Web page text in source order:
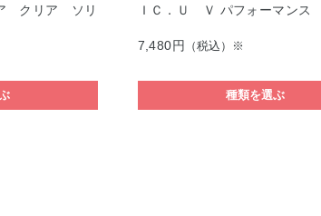
ア クリア ソリ
ＩＣ．Ｕ Ｖ パフォーマンス
7,480円 （税込）※
種類を選ぶ